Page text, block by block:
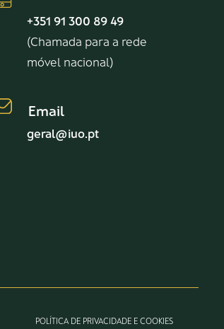
+351 91 300 89 49
(Chamada para a rede
móvel nacional)
Email
geral@iuo.pt
POLÍTICA DE PRIVACIDADE E COOKIES